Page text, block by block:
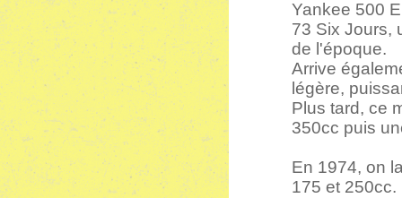
Yankee 500
73 Six Jours,
de l'époque.
Arrive
légère,
Plus tard, ce
350cc puis
En 1974, on
175 et 250cc.